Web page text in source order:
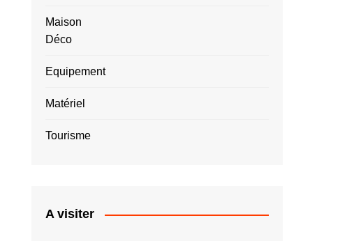
Maison
Déco
Equipement
Matériel
Tourisme
A visiter